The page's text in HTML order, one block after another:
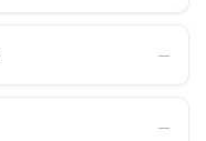
―
―